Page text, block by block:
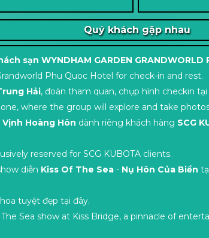
sạn WYNDHAM GARDEN
Phu Quoc Hotel for check-in and rest.
Hải, đoàn tham quan, chụp hình checkin tại
where the group will explore and take
Vịnh Hoàng Hôn dành riêng khách hàng SCG
reserved for SCG KUBOTA clients.
diễn Kiss Of The Sea- Nụ Hôn Của Biển
tuyệt đẹp tại đây.
Sea show at Kiss Bridge, a pinnacle of
Quý khách gặp nhau